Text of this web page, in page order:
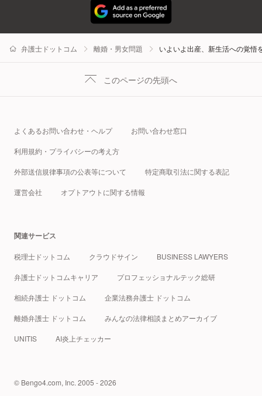
弁護士ドットコム 離婚・男女問題 いよいよ出産、新生活への覚悟
このページの先頭へ
よくあるお問い合わせ・ヘルプ お問い合わせ窓口
利用規約・プライバシーの考え方
外部送信規律事項の公表等について 特定商取引法に関する表記
運営会社 オプトアウトに関する情報
関連サービス
税理士ドットコム クラウドサイン BUSINESS LAWYERS
弁護士ドットコムキャリア プロフェッショナルテック総研
相続弁護士 ドットコム 企業法務弁護士 ドットコム
離婚弁護士 ドットコム みんなの法律相談まとめアーカイブ
UNITIS AI炎上チェッカー
© Bengo4.com, Inc. 2005 - 2026